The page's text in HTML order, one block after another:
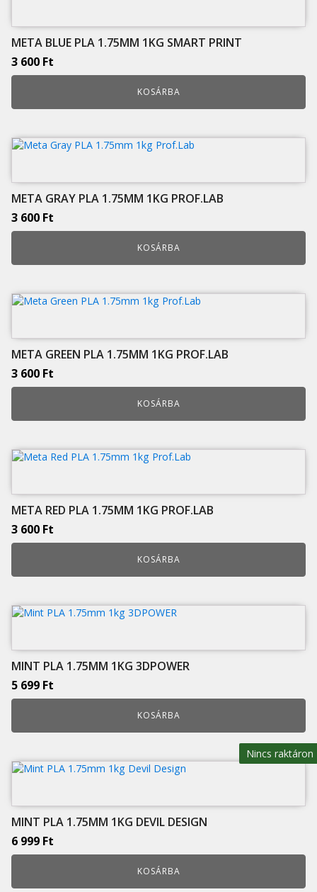
META BLUE PLA 1.75MM 1KG SMART PRINT
3 600 Ft
KOSÁRBA
META GRAY PLA 1.75MM 1KG PROF.LAB
3 600 Ft
KOSÁRBA
META GREEN PLA 1.75MM 1KG PROF.LAB
3 600 Ft
KOSÁRBA
META RED PLA 1.75MM 1KG PROF.LAB
3 600 Ft
KOSÁRBA
MINT PLA 1.75MM 1KG 3DPOWER
5 699 Ft
KOSÁRBA
Nincs raktáron
MINT PLA 1.75MM 1KG DEVIL DESIGN
6 999 Ft
KOSÁRBA